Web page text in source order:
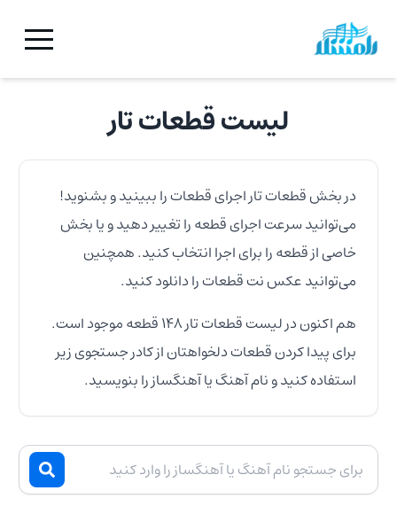
لیست قطعاتتار
در بخش قطعاتتاراجرای قطعات را ببینید و بشنوید!
می‌توانید سرعت اجرای قطعه را تغییر دهید و یا بخش
خاصی از قطعه را برای اجرا انتخاب کنید. همچنین
می‌توانید عکس نت قطعات را دانلود کنید.
هم اکنون در لیست قطعاتتار۱۴۸قطعه موجود است.
برای پیدا کردن قطعات دلخواهتان از کادر جستجوی زیر
استفاده کنید و نام آهنگ یا آهنگساز را بنویسید.